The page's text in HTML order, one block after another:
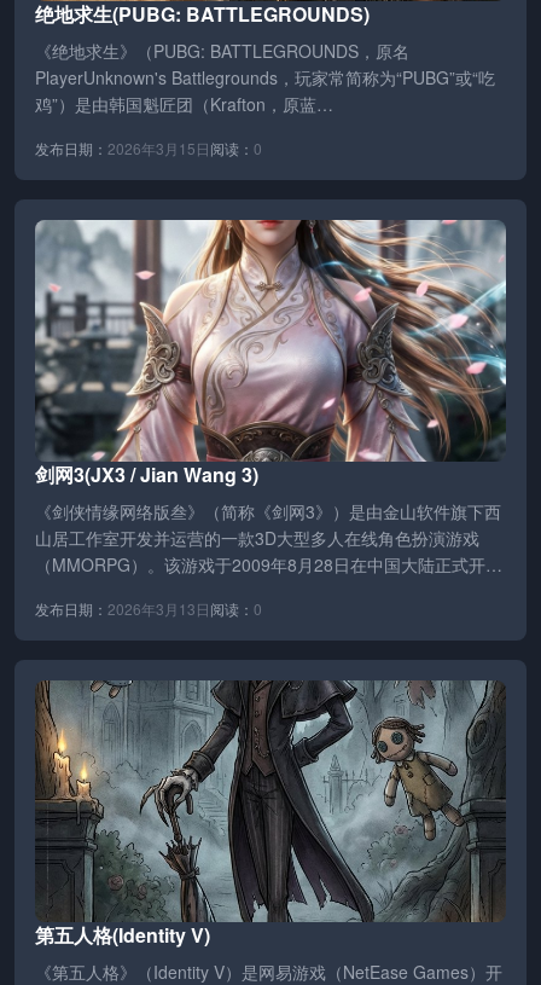
绝地求生(PUBG: BATTLEGROUNDS)
《绝地求生》（PUBG: BATTLEGROUNDS，原名
PlayerUnknown's Battlegrounds，玩家常简称为“PUBG”或“吃
鸡”）是由韩国魁匠团（Krafton，原蓝…
发布日期： 2026年3月15日阅读： 0
剑网3(JX3 / Jian Wang 3)
《剑侠情缘网络版叁》（简称《剑网3》）是由金山软件旗下西
山居工作室开发并运营的一款3D大型多人在线角色扮演游戏
（MMORPG）。该游戏于2009年8月28日在中国大陆正式开启
发布日期： 2026年3月13日阅读： 0
第五人格(Identity V)
《第五人格》（Identity V）是网易游戏（NetEase Games）开